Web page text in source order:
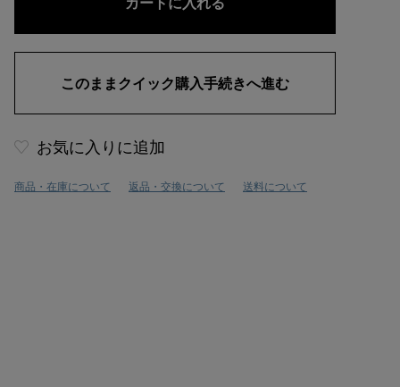
お気に入りに追加
商品・在庫について 返品・交換について 送料について